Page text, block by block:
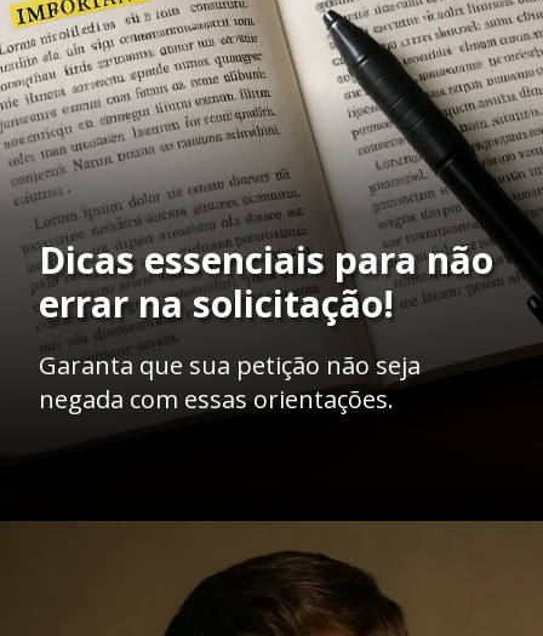
Dicas essenciais para não
errar na solicitação!
Garanta que sua petição não seja
negada com essas orientações.
https://ademilsoncs.adv.br/